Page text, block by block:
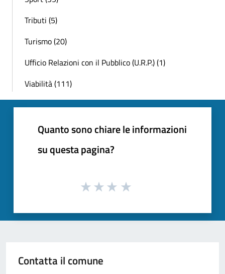
Tributi (5)
Turismo (20)
Ufficio Relazioni con il Pubblico (U.R.P.) (1)
Viabilità (111)
Quanto sono chiare le informazioni
su questa pagina?
Contatta il comune